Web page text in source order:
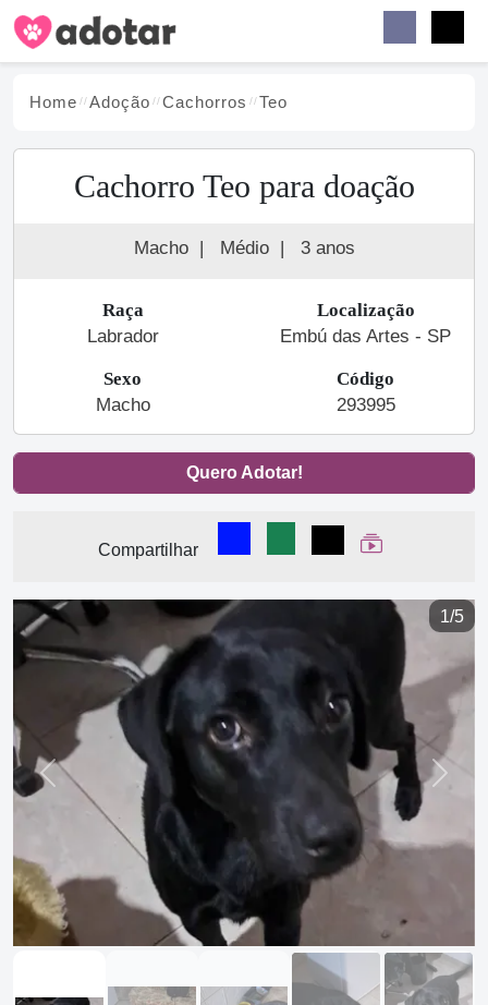
Home Adoção Cachorros Teo
Cachorro Teo para doação
Macho | Médio | 3 anos
Raça
Labrador
Localização
Embú das Artes - SP
Sexo
Macho
Código
293995
Quero Adotar!
Compartilhar
Compartilhar no Facebook
Compartilhar no
Compartilhar
Ver Web Story
1/5
Previous Next